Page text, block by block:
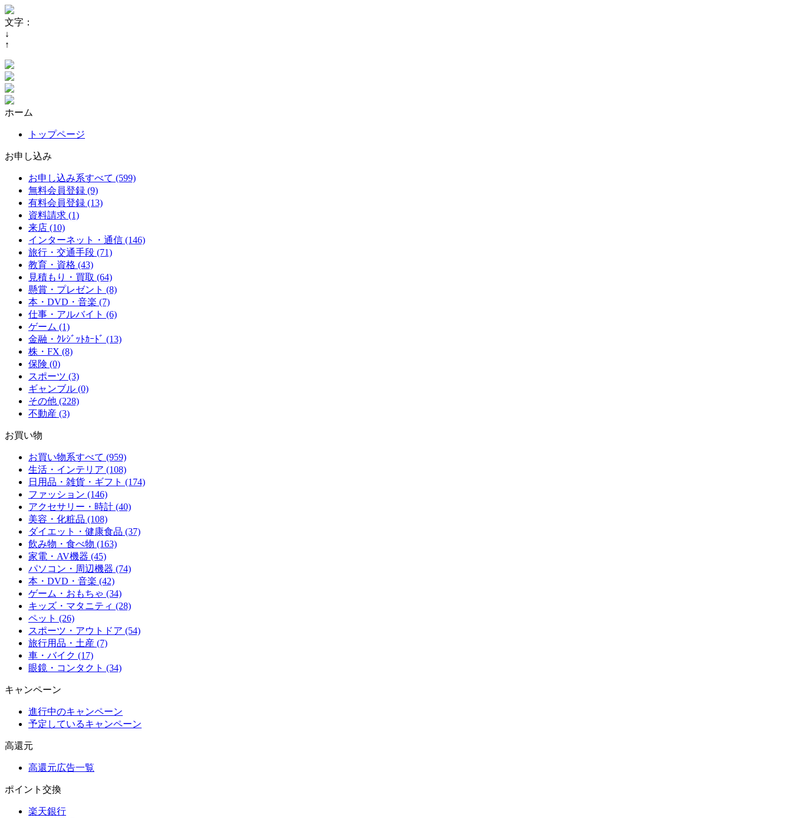
文字：
↓
↑
ホーム
トップページ
お申し込み
お申し込み系すべて (599)
無料会員登録 (9)
有料会員登録 (13)
資料請求 (1)
来店 (10)
インターネット・通信 (146)
旅行・交通手段 (71)
教育・資格 (43)
見積もり・買取 (64)
懸賞・プレゼント (8)
本・DVD・音楽 (7)
仕事・アルバイト (6)
ゲーム (1)
金融・ｸﾚｼﾞｯﾄｶｰﾄﾞ (13)
株・FX (8)
保険 (0)
スポーツ (3)
ギャンブル (0)
その他 (228)
不動産 (3)
お買い物
お買い物系すべて (959)
生活・インテリア (108)
日用品・雑貨・ギフト (174)
ファッション (146)
アクセサリー・時計 (40)
美容・化粧品 (108)
ダイエット・健康食品 (37)
飲み物・食べ物 (163)
家電・AV機器 (45)
パソコン・周辺機器 (74)
本・DVD・音楽 (42)
ゲーム・おもちゃ (34)
キッズ・マタニティ (28)
ペット (26)
スポーツ・アウトドア (54)
旅行用品・土産 (7)
車・バイク (17)
眼鏡・コンタクト (34)
キャンペーン
進行中のキャンペーン
予定しているキャンペーン
高還元
高還元広告一覧
ポイント交換
楽天銀行